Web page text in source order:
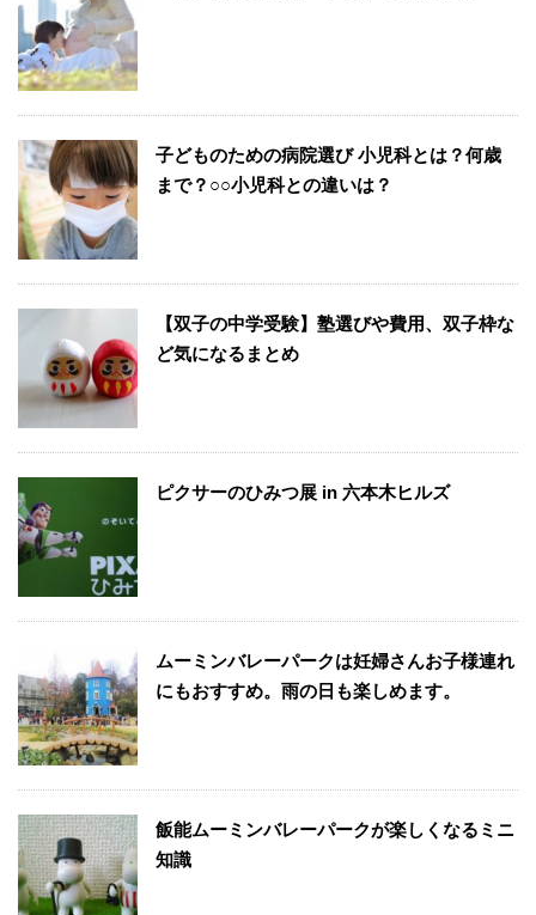
子どものための病院選び 小児科とは？何歳
まで？○○小児科との違いは？
【双子の中学受験】塾選びや費用、双子枠な
ど気になるまとめ
ピクサーのひみつ展 in 六本木ヒルズ
ムーミンバレーパークは妊婦さんお子様連れ
にもおすすめ。雨の日も楽しめます。
飯能ムーミンバレーパークが楽しくなるミニ
知識